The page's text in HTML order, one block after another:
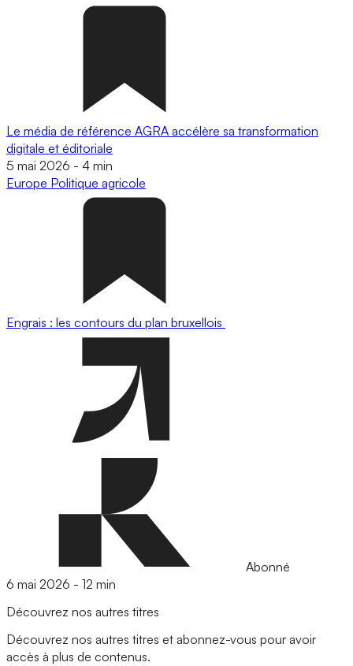
Le média de référence AGRA accélère sa transformation
digitale et éditoriale
5 mai 2026 - 4 min
Europe Politique agricole
Engrais : les contours du plan bruxellois
Abonné
6 mai 2026 - 12 min
Découvrez nos autres titres
Découvrez nos autres titres et abonnez-vous pour avoir
accès à plus de contenus.